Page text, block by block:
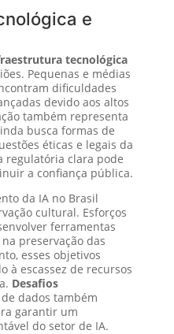
e
tecnológica
Pequenas e médias
dificuldades
devido aos altos
também representa
busca formas de
éticas e legais da
regulatória clara pode
a confiança pública.
da IA no Brasil
cultural. Esforços
ferramentas
preservação das
esses objetivos
à escassez de recursos
Desafios
dados também
garantir um
do setor de IA.